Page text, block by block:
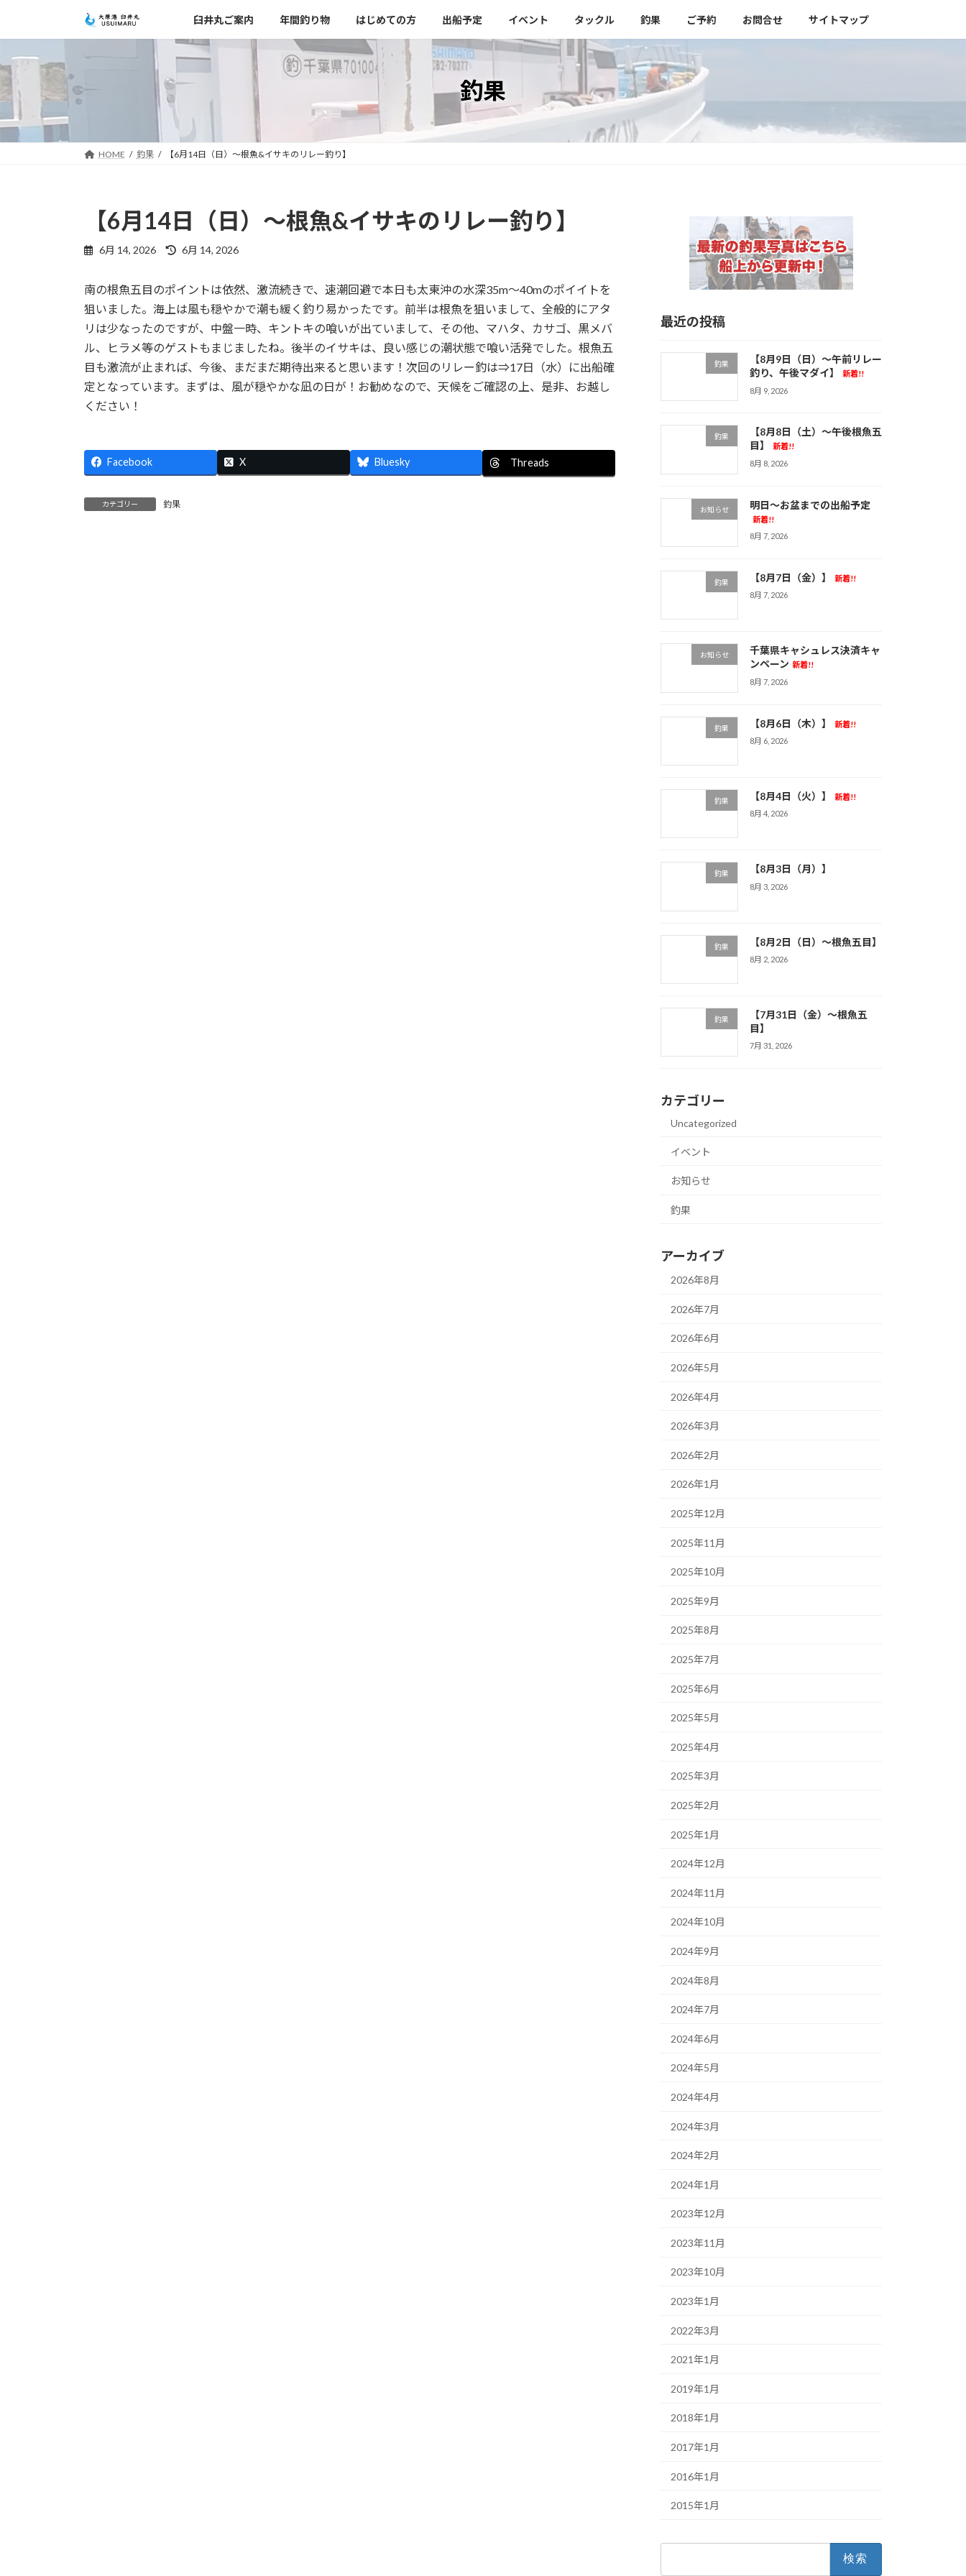
テ
ン
ツ
へ
キ
ッ
ゲ
ー
シ
ョ
に
移
臼井丸ご案内 年間釣り物 はじめての方 出船予定 イベント タックル 釣果 ご予約 お問合せ サイトマップ
釣果
HOME 釣果 【6月14日（日）～根魚&イサキのリレー釣り】
【6月14日（日）～根魚&イサキのリレー釣り】
6月 14, 2026
最
新
日
時
:
6月 14, 2026
南の根魚五目のポイントは依然、激流続きで、速潮回避で本日も太東沖の水深35m～40mのポイイトを
狙いました。海上は風も穏やかで潮も緩く釣り易かったです。前半は根魚を狙いまして、全般的にアタ
リは少なったのですが、中盤一時、キントキの喰いが出ていまして、その他、マハタ、カサゴ、黒メバ
ル、ヒラメ等のゲストもまじましたね。後半のイサキは、良い感じの潮状態で喰い活発でした。根魚五
目も激流が止まれば、今後、まだまだ期待出来ると思います！次回のリレー釣は⇒17日（水）に出船確
定となっています。まずは、風が穏やかな凪の日が！お勧めなので、天候をご確認の上、是非、お越し
ください！
Facebook X Bluesky Threads
カテゴリー 釣果
最近の投稿
釣果
【8月9日（日）～午前リレー
釣り、午後マダイ】
新着!!
8月 9, 2026
釣果
【8月8日（土）～午後根魚五
目】
新着!!
8月 8, 2026
お知らせ 明日～お盆までの出船予定
新着!!
8月 7, 2026
釣果 【8月7日（金）】
新着!!
8月 7, 2026
お知らせ
千葉県キャシュレス決済キャ
ンペーン 新着!!
8月 7, 2026
釣果 【8月6日（木）】
新着!!
8月 6, 2026
釣果 【8月4日（火）】
新着!!
8月 4, 2026
釣果 【8月3日（月）】
8月 3, 2026
釣果 【8月2日（日）～根魚五目】
8月 2, 2026
釣果
【7月31日（金）～根魚五
目】
7月 31, 2026
カテゴリー
Uncategorized
イベント
お知らせ
釣果
アーカイブ
2026年8月
2026年7月
2026年6月
2026年5月
2026年4月
2026年3月
2026年2月
2026年1月
2025年12月
2025年11月
2025年10月
2025年9月
2025年8月
2025年7月
2025年6月
2025年5月
2025年4月
2025年3月
2025年2月
2025年1月
2024年12月
2024年11月
2024年10月
2024年9月
2024年8月
2024年7月
2024年6月
2024年5月
2024年4月
2024年3月
2024年2月
2024年1月
2023年12月
2023年11月
2023年10月
2023年1月
2022年3月
2021年1月
2019年1月
2018年1月
2017年1月
2016年1月
2015年1月